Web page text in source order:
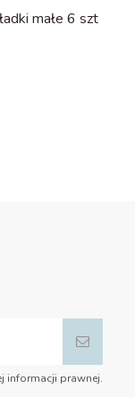
małe 6 szt
informacji prawnej.